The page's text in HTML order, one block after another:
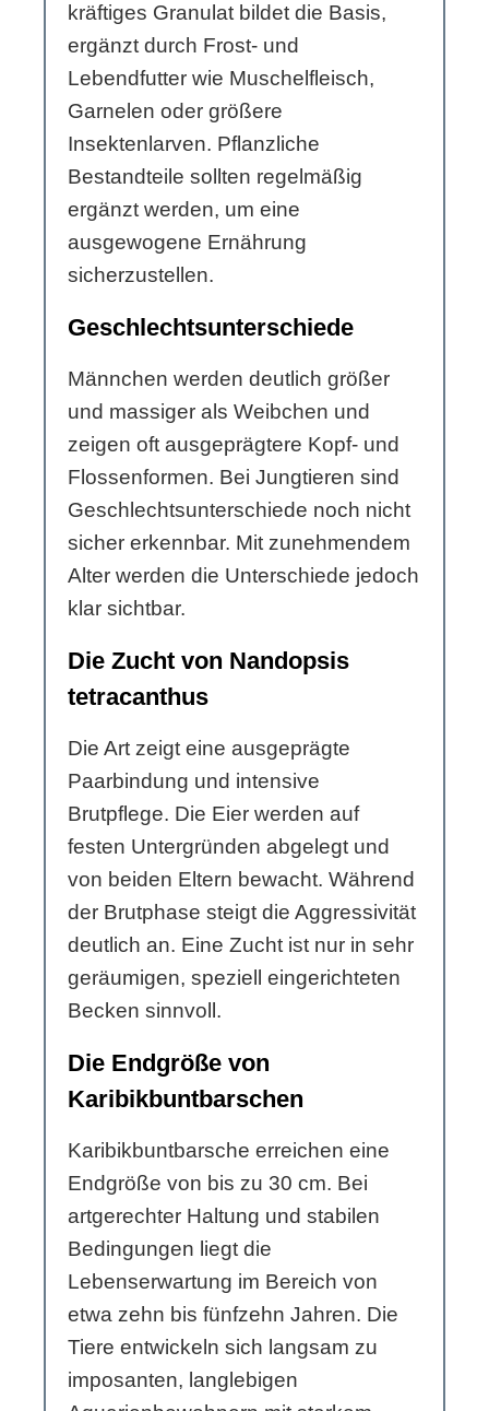
kräftiges Granulat bildet die Basis,
ergänzt durch Frost- und
Lebendfutter wie Muschelfleisch,
Garnelen oder größere
Insektenlarven. Pflanzliche
Bestandteile sollten regelmäßig
ergänzt werden, um eine
ausgewogene Ernährung
sicherzustellen.
Geschlechtsunterschiede
Männchen werden deutlich größer
und massiger als Weibchen und
zeigen oft ausgeprägtere Kopf- und
Flossenformen. Bei Jungtieren sind
Geschlechtsunterschiede noch nicht
sicher erkennbar. Mit zunehmendem
Alter werden die Unterschiede jedoch
klar sichtbar.
Die Zucht von Nandopsis
tetracanthus
Die Art zeigt eine ausgeprägte
Paarbindung und intensive
Brutpflege. Die Eier werden auf
festen Untergründen abgelegt und
von beiden Eltern bewacht. Während
der Brutphase steigt die Aggressivität
deutlich an. Eine Zucht ist nur in sehr
geräumigen, speziell eingerichteten
Becken sinnvoll.
Die Endgröße von
Karibikbuntbarschen
Karibikbuntbarsche erreichen eine
Endgröße von bis zu 30 cm. Bei
artgerechter Haltung und stabilen
Bedingungen liegt die
Lebenserwartung im Bereich von
etwa zehn bis fünfzehn Jahren. Die
Tiere entwickeln sich langsam zu
imposanten, langlebigen